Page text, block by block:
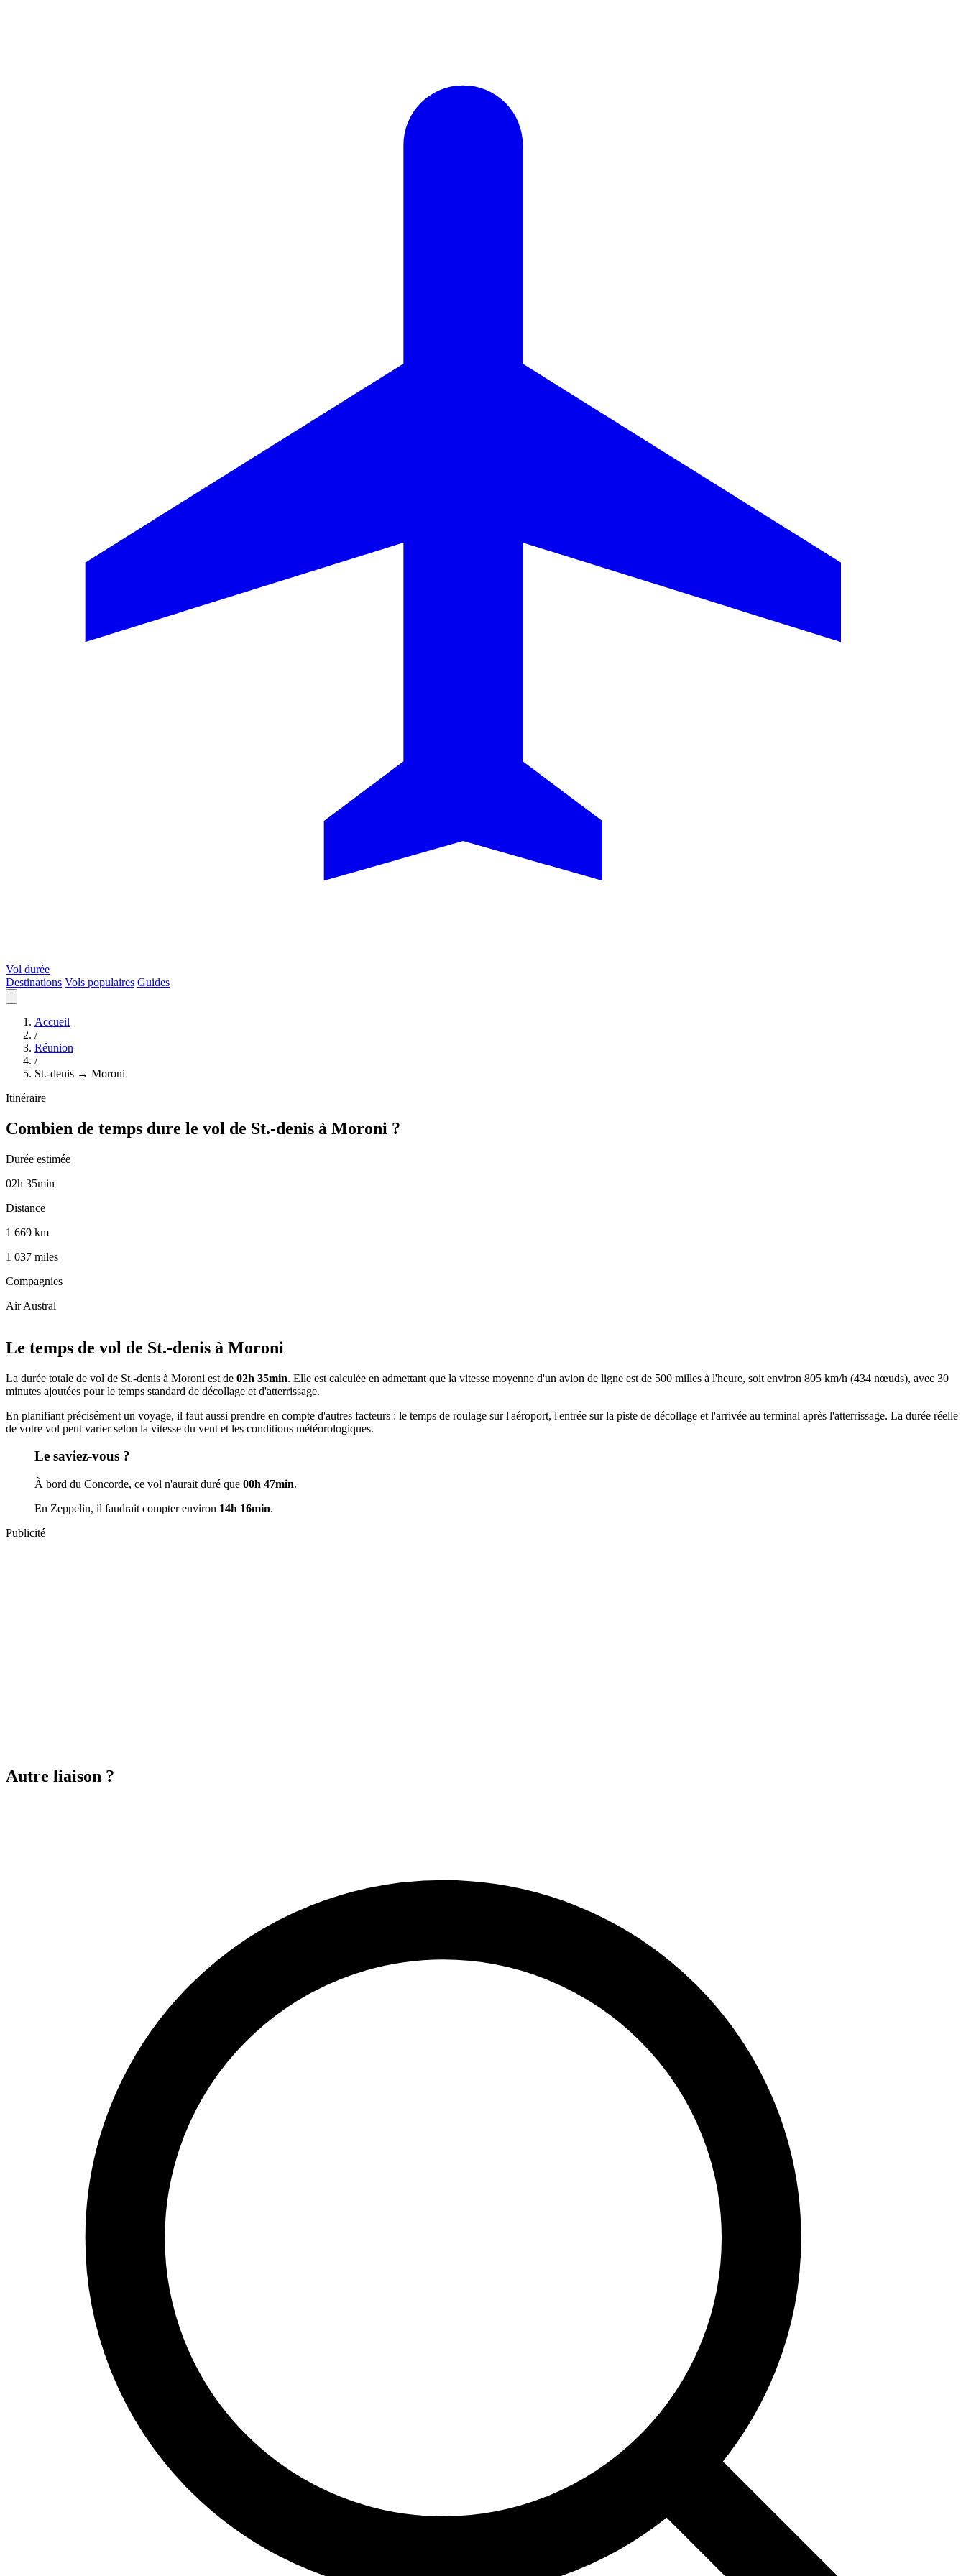
Vol durée
Destinations Vols populaires Guides
Accueil
/
Réunion
/
St.-denis → Moroni
Itinéraire
Combien de temps dure le vol de St.-denis à Moroni ?
Durée estimée
02h 35min
Distance
1 669 km
1 037 miles
Compagnies
Air Austral
+
Le temps de vol de St.-denis à Moroni
La durée totale de vol de St.-denis à Moroni est de 02h 35min. Elle est calculée en admettant que la vitesse moyenne d'un avion de ligne est de 500 milles à l'heure, soit environ 805 km/h (434 nœuds), avec 30
minutes ajoutées pour le temps standard de décollage et d'atterrissage.
En planifiant précisément un voyage, il faut aussi prendre en compte d'autres facteurs : le temps de roulage sur l'aéroport, l'entrée sur la piste de décollage et l'arrivée au terminal après l'atterrissage. La durée réelle
de votre vol peut varier selon la vitesse du vent et les conditions météorologiques.
Le saviez-vous ?
À bord du Concorde, ce vol n'aurait duré que 00h 47min.
En Zeppelin, il faudrait compter environ 14h 16min.
Publicité
Autre liaison ?